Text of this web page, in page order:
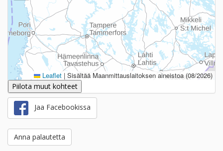
Leaflet | Sisältää Maanmittauslaitoksen aineistoa (08/2026)
Piilota muut kohteet
Jaa Facebookissa
Anna palautetta